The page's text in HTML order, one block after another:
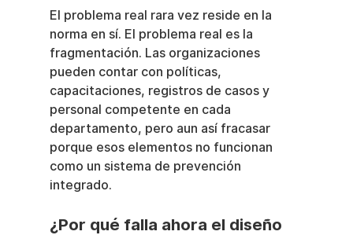
El problema real rara vez reside en la
norma en sí. El problema real es la
fragmentación. Las organizaciones
pueden contar con políticas,
capacitaciones, registros de casos y
personal competente en cada
departamento, pero aun así fracasar
porque esos elementos no funcionan
como un sistema de prevención
integrado.
¿Por qué falla ahora el diseño